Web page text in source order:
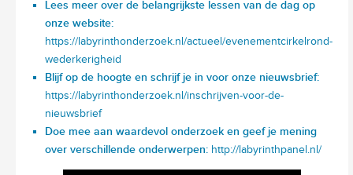
Lees meer over de belangrijkste lessen van de dag op
onze website:
https://labyrinthonderzoek.nl/actueel/evenementcirkelrond-
wederkerigheid
Blijf op de hoogte en schrijf je in voor onze nieuwsbrief:
https://labyrinthonderzoek.nl/inschrijven-voor-de-
nieuwsbrief
Doe mee aan waardevol onderzoek en geef je mening
over verschillende onderwerpen: http://labyrinthpanel.nl/